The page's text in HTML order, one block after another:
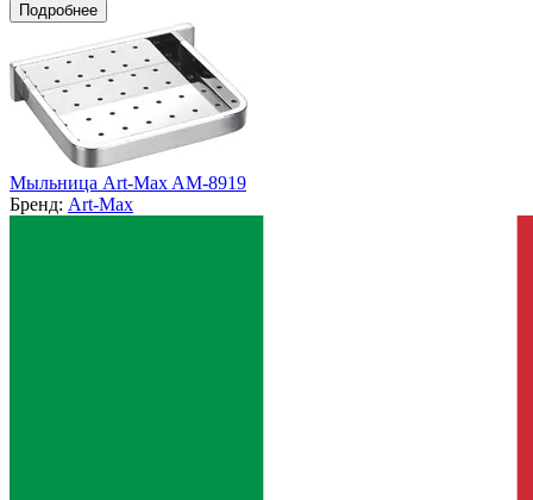
Подробнее
Мыльница Art-Max AM-8919
Бренд: Art-Max